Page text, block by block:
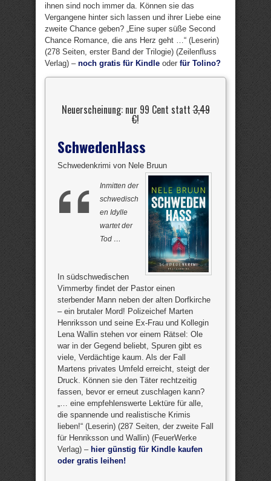
ihnen sind noch immer da. Können sie das
Vergangene hinter sich lassen und ihrer Liebe eine
zweite Chance geben? „Eine super süße Second
Chance Romance, die ans Herz geht …“ (Leserin)
(278 Seiten, erster Band der Trilogie) (Zeilenfluss
Verlag) – noch gratis für Kindle oder für Tolino?
Neuerscheinung: nur 99 Cent statt3,49
€!
SchwedenHass
Schwedenkrimi von Nele Bruun
Inmitten der
schwedisch
en Idylle
wartet der
Tod …
In südschwedischen
Vimmerby findet der Pastor einen
sterbender Mann neben der alten Dorfkirche
– ein brutaler Mord! Polizeichef Marten
Henriksson und seine Ex-Frau und Kollegin
Lena Wallin stehen vor einem Rätsel: Ole
war in der Gegend beliebt, Spuren gibt es
viele, Verdächtige kaum. Als der Fall
Martens privates Umfeld erreicht, steigt der
Druck. Können sie den Täter rechtzeitig
fassen, bevor er erneut zuschlagen kann?
„… eine empfehlenswerte Lektüre für alle,
die spannende und realistische Krimis
lieben!“ (Leserin) (287 Seiten, der zweite Fall
für Henriksson und Wallin) (FeuerWerke
Verlag) – hier günstig für Kindle kaufen
oder gratis leihen!